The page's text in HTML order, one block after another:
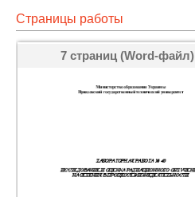
Страницы работы
7 страниц (Word-файл)